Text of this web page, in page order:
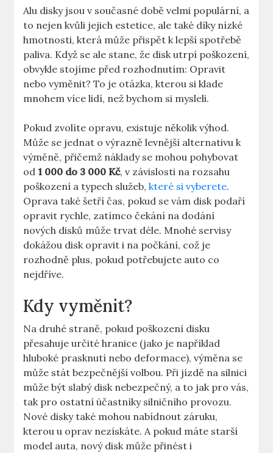
Alu disky⁤ jsou v současné⁣ době velmi populární, a
to nejen kvůli jejich estetice, ale také díky ‌nízké
hmotnosti, která může přispět k lepší spotřebě
paliva. Když se ale stane, ⁤že disk utrpí poškození,
obvykle stojíme ⁣před rozhodnutím: Opravit
nebo vyměnit? To je otázka, kterou si klade
mnohem​ více lidí, než bychom si​ mysleli.
Pokud‌ zvolíte​ opravu,​ existuje několik výhod.
Může se jednat o výrazně ‍levnější⁣ alternativu ‍k
výměně,​ přičemž náklady se mohou pohybovat
od 1 ‌000 do 3 000 Kč, ​v​ závislosti na ⁤rozsahu
poškození ​a typech ⁣služeb,které si vyberete.
Oprava také šetří čas, ​pokud se ​vám disk podaří
opravit rychle,‍ zatímco čekání na dodání‍
nových disků ‌může trvat déle.​ Mnohé servisy
dokážou disk opravit i na počkání, což je⁤
rozhodně⁣ plus, pokud potřebujete auto co
nejdříve.
Kdy⁤ vyměnit?
Na druhé straně,⁤ pokud poškození disku
⁣přesahuje určité hranice (jako je například
⁤hluboké prasknutí nebo⁢ deformace), výměna se⁣
může ​stát bezpečnější volbou. Při jízdě na silnici
může být ‍slabý⁤ disk nebezpečný,⁣ a to jak pro vás,
tak pro ostatní účastníky silničního provozu.
Nové‍ disky také ‌mohou nabídnout záruku,
⁤kterou⁣ u oprav nezískáte. A pokud máte starší
‍model auta, nový disk může ‍přinést i